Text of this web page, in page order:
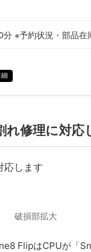
分 ※予約状況・部品在
細
修理に対応
破損部拡大
FlipはCPUが「